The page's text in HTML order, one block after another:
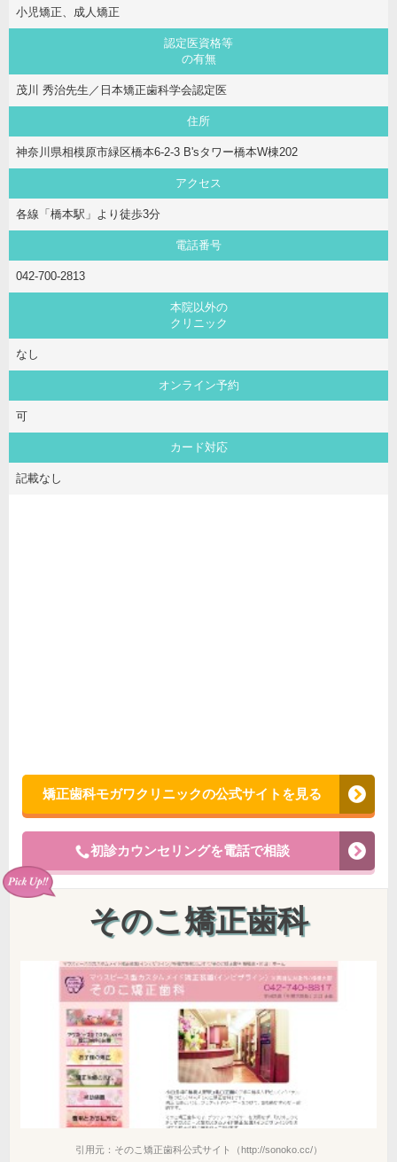
小児矯正、成人矯正
認定医資格等
の有無
茂川 秀治先生／日本矯正歯科学会認定医
住所
神奈川県相模原市緑区橋本6-2-3 B'sタワー橋本W棟202
アクセス
各線「橋本駅」より徒歩3分
電話番号
042-700-2813
本院以外の
クリニック
なし
オンライン予約
可
カード対応
記載なし
矯正歯科モガワクリニックの公式サイトを見る
初診カウンセリングを電話で相談
そのこ矯正歯科
引用元：そのこ矯正歯科公式サイト（http://sonoko.cc/）